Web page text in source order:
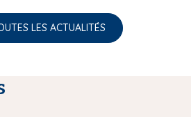
LES ACTUALITÉS